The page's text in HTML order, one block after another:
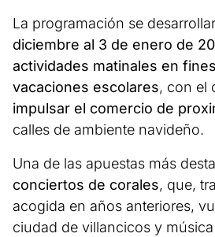
La programación se
diciembre al 3 de enero de
actividades matinales en
vacaciones escolares, con el
impulsar el comercio de
calles de ambiente navideño.
Una de las apuestas más
conciertos de corales, que,
acogida en años anteriores,
ciudad de villancicos y